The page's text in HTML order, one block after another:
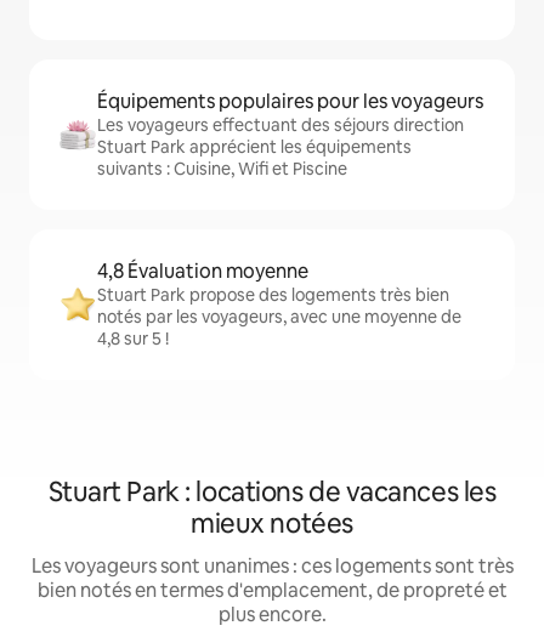
Équipements populaires pour les voyageurs
Les voyageurs effectuant des séjours direction
Stuart Park apprécient les équipements
suivants : Cuisine, Wifi et Piscine
4,8 Évaluation moyenne
Stuart Park propose des logements très bien
notés par les voyageurs, avec une moyenne de
4,8 sur 5 !
Stuart Park : locations de vacances les
mieux notées
Les voyageurs sont unanimes : ces logements sont très
bien notés en termes d'emplacement, de propreté et
plus encore.